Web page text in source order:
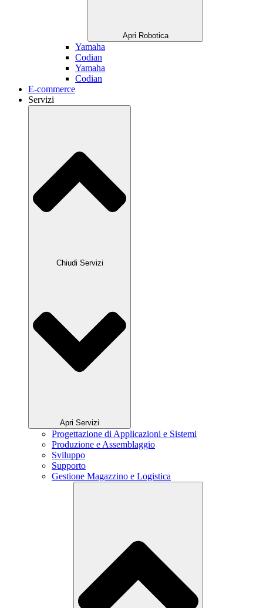
Apri Robotica
Yamaha
Codian
Yamaha
Codian
E-commerce
Servizi
Chiudi Servizi
Apri Servizi
Progettazione di Applicazioni e Sistemi
Produzione e Assemblaggio
Sviluppo
Supporto
Gestione Magazzino e Logistica